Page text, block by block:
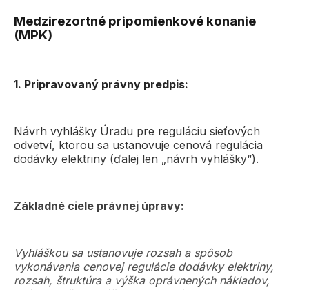
Medzirezortné pripomienkové konanie
(MPK)
1. Pripravovaný právny predpis:
Návrh vyhlášky Úradu pre reguláciu sieťových
odvetví, ktorou sa ustanovuje cenová regulácia
dodávky elektriny (ďalej len „návrh vyhlášky“).
Základné ciele právnej úpravy:
Vyhláškou sa ustanovuje rozsah a spôsob
vykonávania cenovej regulácie dodávky elektriny,
rozsah, štruktúra a výška oprávnených nákladov,